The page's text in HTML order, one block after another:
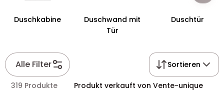
Duschkabine
Duschwand mit
Tür
Duschtür
Alle Filter Sortieren
319 Produkte Produkt verkauft von Vente-unique